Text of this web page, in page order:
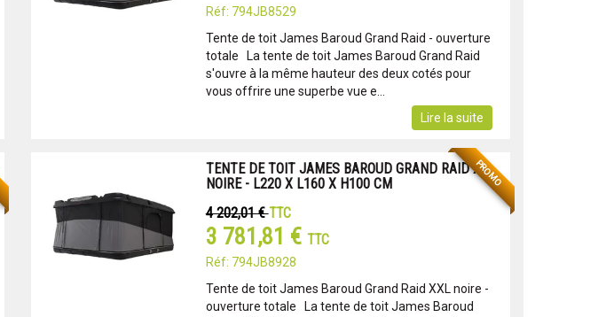
Réf: 794JB8529
Tente de toit James Baroud Grand Raid - ouverture
totale La tente de toit James Baroud Grand Raid
s'ouvre à la même hauteur des deux cotés pour
vous offrire une superbe vue e...
Lire la suite
PROMO
TENTE DE TOIT JAMES BAROUD GRAND RAID XL
NOIRE - L220 X L160 X H100 CM
4 202,01 €TTC
3 781,81 € TTC
Réf: 794JB8928
Tente de toit James Baroud Grand Raid XXL noire -
ouverture totale La tente de toit James Baroud